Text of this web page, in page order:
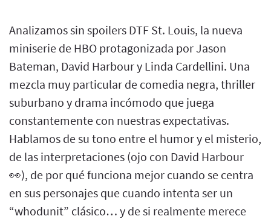
Analizamos sin spoilers DTF St. Louis, la nueva
miniserie de HBO protagonizada por Jason
Bateman, David Harbour y Linda Cardellini. Una
mezcla muy particular de comedia negra, thriller
suburbano y drama incómodo que juega
constantemente con nuestras expectativas.
Hablamos de su tono entre el humor y el misterio,
de las interpretaciones (ojo con David Harbour
👀), de por qué funciona mejor cuando se centra
en sus personajes que cuando intenta ser un
“whodunit” clásico… y de si realmente merece